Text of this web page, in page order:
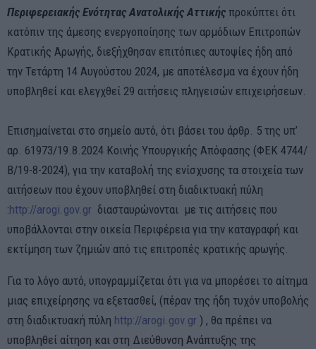
Περιφερειακής Ενότητας Ανατολικής Αττικής προκύπτει ότι
κατόπιν της άμεσης ενεργοποίησης των αρμόδιων Επιτροπών
Κρατικής Αρωγής, διεξήχθησαν επιτόπιες αυτοψίες ήδη από
την Τετάρτη 14 Αυγούστου 2024, με αποτέλεσμα να έχουν ήδη
υποβληθεί και ελεγχθεί 29 αιτήσεις πληγεισών επιχειρήσεων.
Επισημαίνεται στο σημείο αυτό, ότι βάσει του άρθρ . 5 της υπ’
αρ. 61973/19.8.2024 Κοινής Υπουργικής Απόφασης (ΦΕΚ 4744/
Β/19-8-2024), για την καταβολή της ενίσχυσης τα στοιχεία των
αιτήσεων που έχουν υποβληθεί στη διαδικτυακή πύλη
:http://arogi.gov.gr διασταυρώνονται με τις αιτήσεις που
υποβάλλονται στην οικεία Περιφέρεια για την καταγραφή και
εκτίμηση των ζημιών από τις επιτροπές κρατικής αρωγής.
Για το λόγο αυτό, υπογραμμίζεται ότι για να μπορέσει το αίτημα
μιας επιχείρησης να εξετασθεί, (πέραν της ήδη τυχόν υποβολής
στη διαδικτυακή πύλη http://arogi.gov.gr ) , θα πρέπει να
υποβληθεί αίτηση και στη Διεύθυνση Ανάπτυξης της